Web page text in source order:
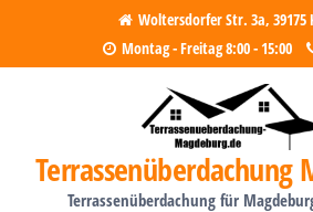
Inhalt
Woltersdorfer Str. 3a, 39175
Montag - Freitag 8:00 - 15:00
Terrassenüberdachung
Terrassenüberdachung für